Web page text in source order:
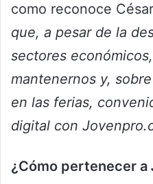
como reconoce
que, a pesar de la
sectores
mantenernos y,
en las ferias,
digital con
¿Cómo pertenecer a